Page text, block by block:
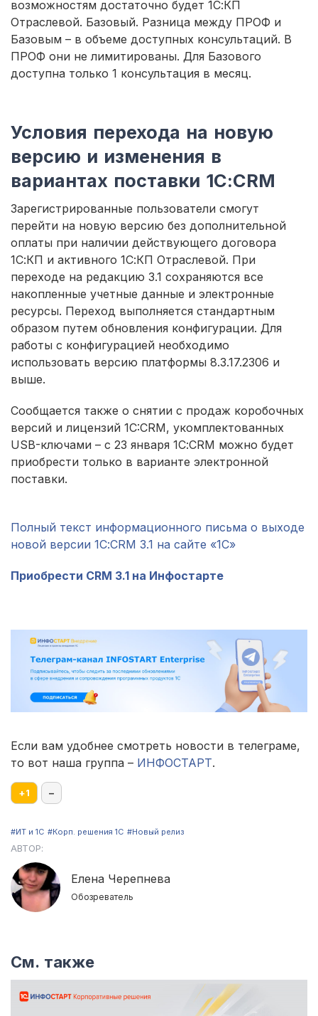
возможностям достаточно будет 1С:КП
Отраслевой. Базовый. Разница между ПРОФ и
Базовым – в объеме доступных консультаций. В
ПРОФ они не лимитированы. Для Базового
доступна только 1 консультация в месяц.
Условия перехода на новую
версию и изменения в
вариантах поставки 1С:CRM
Зарегистрированные пользователи смогут
перейти на новую версию без дополнительной
оплаты при наличии действующего договора
1С:КП и активного 1С:КП Отраслевой. При
переходе на редакцию 3.1 сохраняются все
накопленные учетные данные и электронные
ресурсы. Переход выполняется стандартным
образом путем обновления конфигурации. Для
работы с конфигурацией необходимо
использовать версию платформы 8.3.17.2306 и
выше.
Сообщается также о снятии с продаж коробочных
версий и лицензий 1C:CRM, укомплектованных
USB-ключами – с 23 января 1С:CRM можно будет
приобрести только в варианте электронной
поставки.
Полный текст информационного письма о выходе
новой версии 1С:CRM 3.1 на сайте «1С»
Приобрести CRM 3.1 на Инфостарте
Если вам удобнее смотреть новости в телеграме,
то вот наша группа – ИНФОСТАРТ.
+1 –
#ИТ и 1С #Корп. решения 1С #Новый релиз
АВТОР:
Елена Черепнева
Обозреватель
См. также